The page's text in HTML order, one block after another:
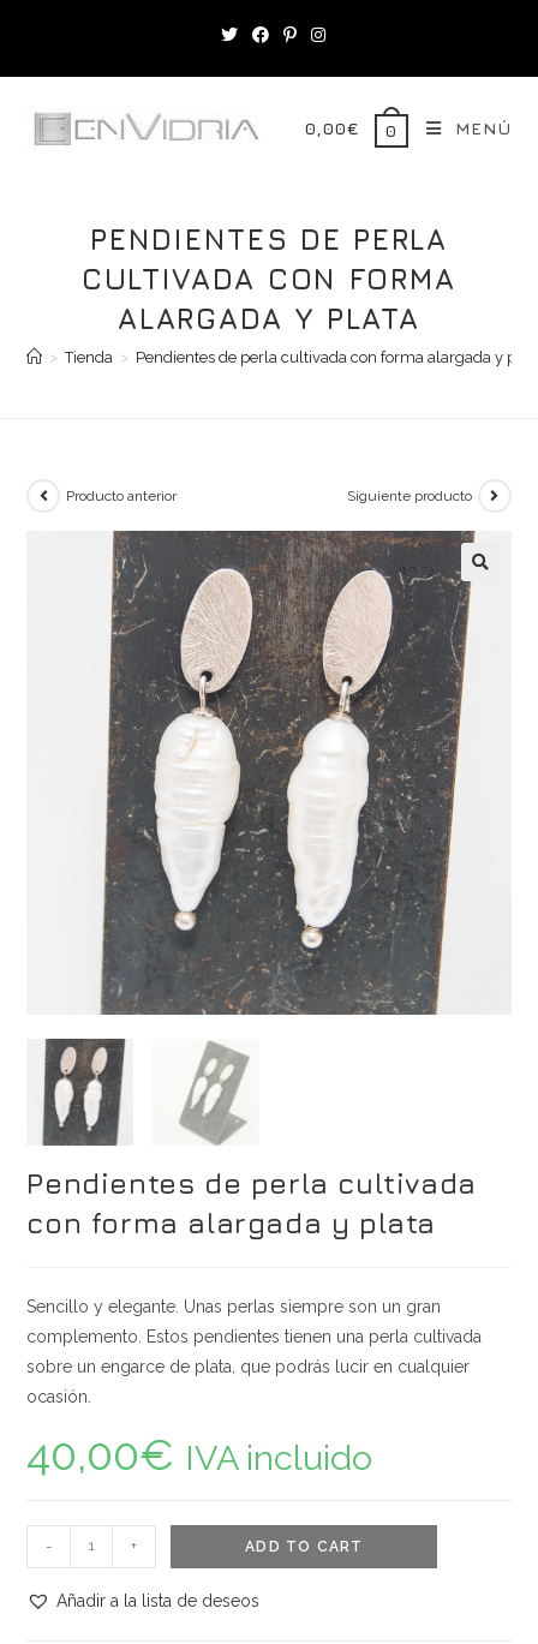
contenido
0,00€ 0 MENÚ
PENDIENTES DE PERLA
CULTIVADA CON FORMA
ALARGADA Y PLATA
> Tienda > Pendientes de perla cultivada con forma alargada y
Producto anterior Siguiente producto
Pendientes de perla cultivada
con forma alargada y plata
Sencillo y elegante. Unas perlas siempre son un gran
complemento. Estos pendientes tienen una perla cultivada
sobre un engarce de plata, que podrás lucir en cualquier
ocasión.
40,00€ IVA incluido
Pendientes
de
perla
- + ADD TO CART
Añadir a la lista de deseos